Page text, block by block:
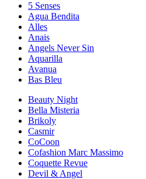
5 Senses
Agua Bendita
Alles
Anais
Angels Never Sin
Aquarilla
Avanua
Bas Bleu
Beauty Night
Bella Misteria
Brikoly
Casmir
CoCoon
Cofashion Marc Massimo
Coquette Revue
Devil & Angel